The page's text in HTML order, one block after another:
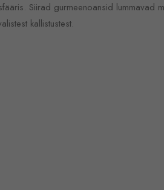
Siirad gurmeenoansid
kallistustest.